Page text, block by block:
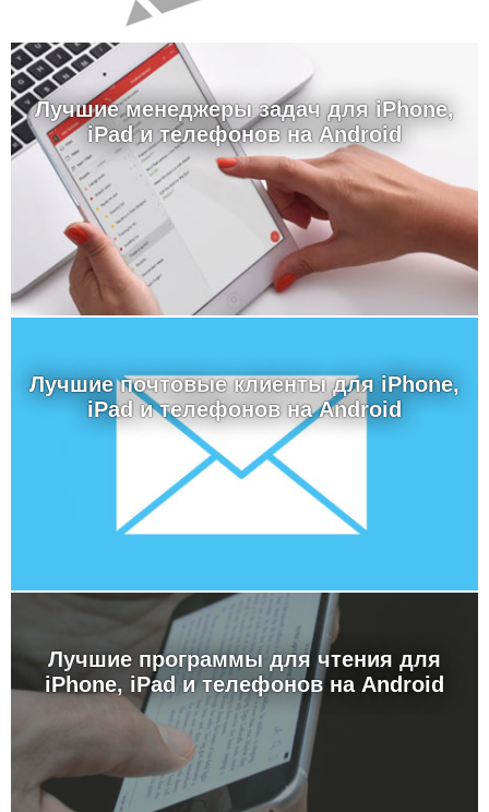
Лучшие менеджеры задач для iPhone,
iPad и телефонов на Android
Лучшие почтовые клиенты для iPhone,
iPad и телефонов на Android
Лучшие программы для чтения для
iPhone, iPad и телефонов на Android